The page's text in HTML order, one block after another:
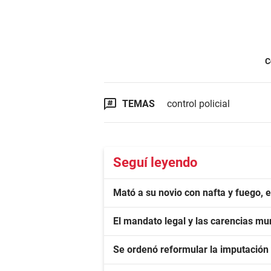
TEMAS control policial
Seguí leyendo
Mató a su novio con nafta y fuego,
El mandato legal y las carencias
Se ordenó reformular la